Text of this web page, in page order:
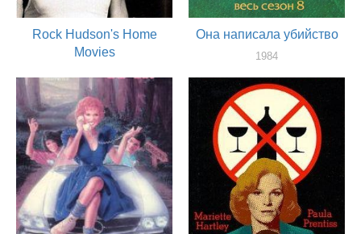
Rock Hudson's Home
Movies
актер
Она написала убийство
1984